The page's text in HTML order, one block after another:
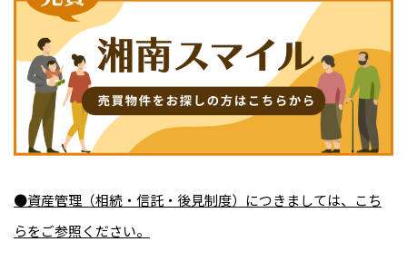
●資産管理（相続・信託・後見制度）につきましては、こち
らをご参照ください。